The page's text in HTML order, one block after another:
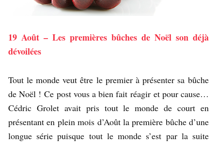
19 Août – Les premières bûches de Noël son déjà
dévoilées
Tout le monde veut être le premier à présenter sa bûche
de Noël ! Ce post vous a bien fait réagir et pour cause…
Cédric Grolet avait pris tout le monde de court en
présentant en plein mois d’Août la première bûche d’une
longue série puisque tout le monde s’est par la suite